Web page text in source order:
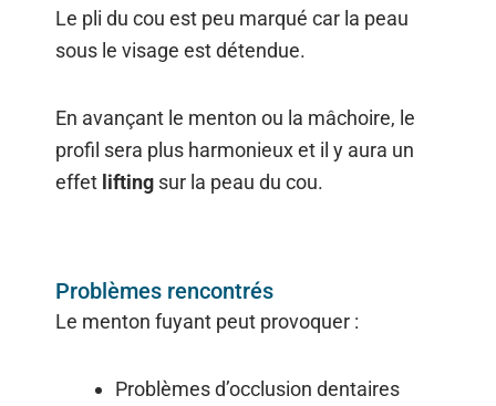
Le pli du cou est peu marqué car la peau
sous le visage est détendue.
En avançant le menton ou la mâchoire, le
profil sera plus harmonieux et il y aura un
effet lifting sur la peau du cou.
Problèmes rencontrés
Le menton fuyant peut provoquer :
Problèmes d’occlusion dentaires